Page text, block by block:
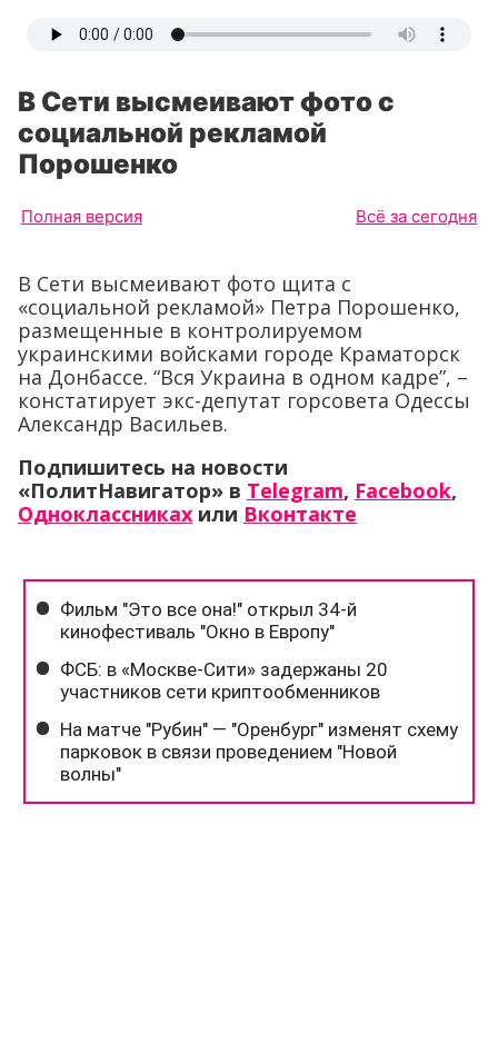
В Сети высмеивают фото с
социальной рекламой
Порошенко
Полная версия Всё за сегодня
В Сети высмеивают фото щита с
«социальной рекламой» Петра Порошенко,
размещенные в контролируемом
украинскими войсками городе Краматорск
на Донбассе. “Вся Украина в одном кадре”, –
констатирует экс-депутат горсовета Одессы
Александр Васильев.
Подпишитесь на новости
«ПолитНавигатор» в Telegram, Facebook,
Одноклассниках или Вконтакте